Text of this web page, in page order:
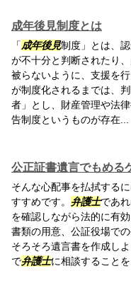
成年後見制度とは
「成年後見制度」とは、
が不十分と判断されたり
被らないように、支援を
が制度化されるまでは、
者」とし、財産管理や法
告制度というものが存在...
公正証書遺言でもめる
そんな心配事を払拭するに
すすめです。 弁護士であ
を確認しながら法的に有
書類の用意、公証役場で
そろそろ遺言書を作成し
で弁護士に相談することを